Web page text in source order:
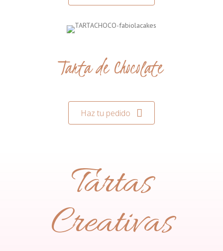
Tarta de Chocolate
Haz tu pedido
Tartas
Creativas